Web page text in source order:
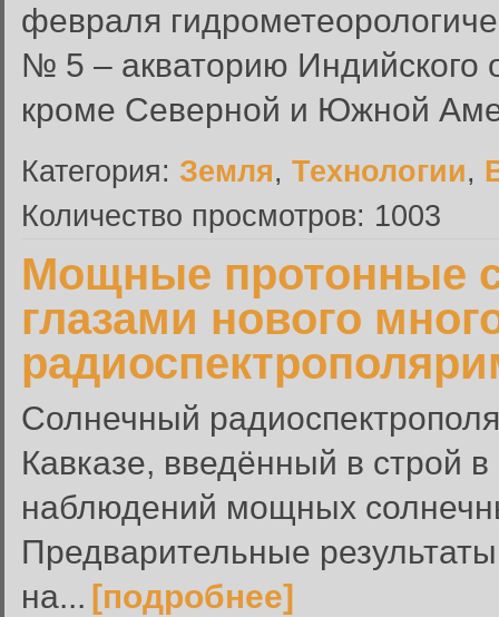
февраля
№ 5 – акваторию Индийского
кроме Северной и Южной
Категория: Земля, Технологии,
Количество просмотров: 1003
Мощные протонные
глазами нового
Солнечный
Кавказе, введённый в строй
наблюдений мощных
Предварительные
на... [подробнее]